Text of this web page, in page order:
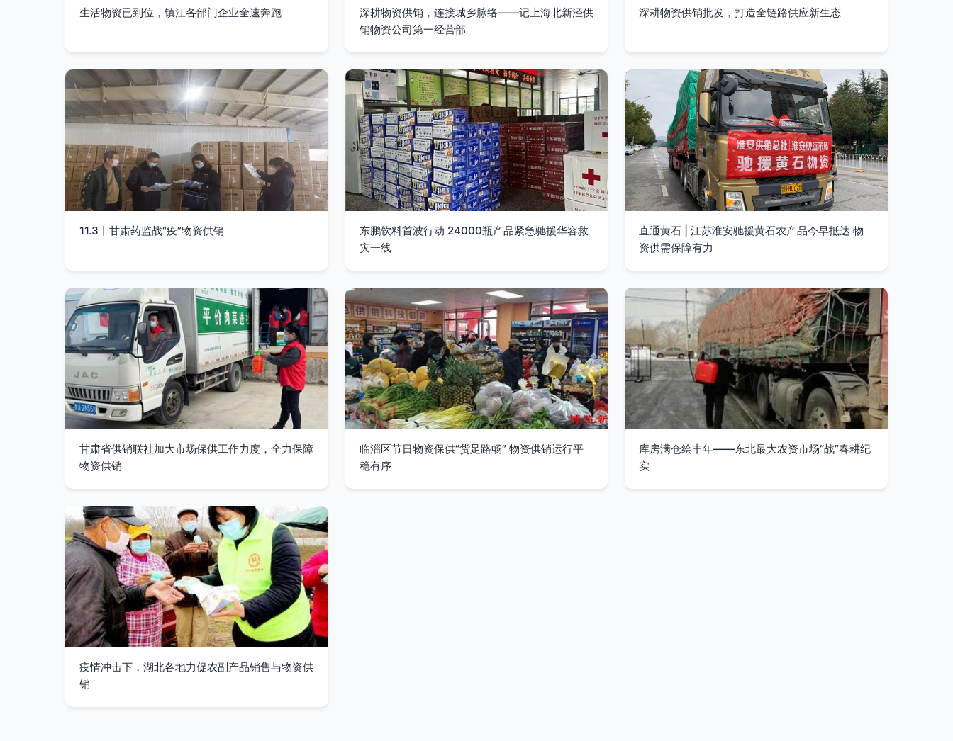
生活物资已到位，镇江各部门企业全速奔跑
深耕物资供销，连接城乡脉络——记上海北新泾供
销物资公司第一经营部
深耕物资供销批发，打造全链路供应新生态
11.3丨甘肃药监战“疫”物资供销
东鹏饮料首波行动 24000瓶产品紧急驰援华容救
灾一线
直通黄石 | 江苏淮安驰援黄石农产品今早抵达 物
资供需保障有力
甘肃省供销联社加大市场保供工作力度，全力保障
物资供销
临淄区节日物资保供“货足路畅” 物资供销运行平
稳有序
库房满仓绘丰年——东北最大农资市场“战”春耕纪
实
疫情冲击下，湖北各地力促农副产品销售与物资供
销